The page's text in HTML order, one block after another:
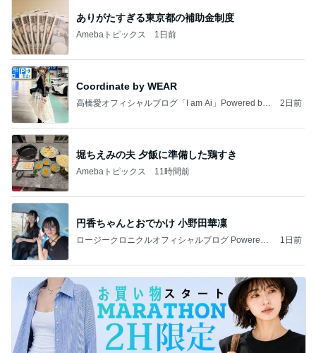
ありがたすぎる東京都の補助金制度
Amebaトピックス 1日前
Coordinate by WEAR
高橋愛オフィシャルブログ「I am Ai」Powered by
2日前
堀ちえみの夫 夕飯に準備した鶏すき
Amebaトピックス 11時間前
円香ちゃんとおでかけ 小野田華凜
ロージークロニクルオフィシャルブログ Powered
1日前